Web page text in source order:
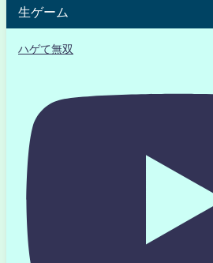
生ゲーム
ハゲて無双